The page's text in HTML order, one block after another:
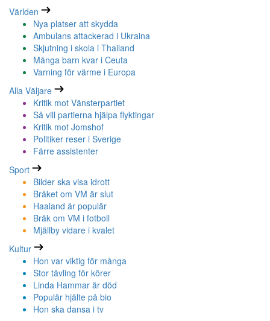
Världen
Nya platser att skydda
Ambulans attackerad i Ukraina
Skjutning i skola i Thailand
Många barn kvar i Ceuta
Varning för värme i Europa
Alla Väljare
Kritik mot Vänsterpartiet
Så vill partierna hjälpa flyktingar
Kritik mot Jomshof
Politiker reser i Sverige
Färre assistenter
Sport
Bilder ska visa idrott
Bråket om VM är slut
Haaland är populär
Bråk om VM i fotboll
Mjällby vidare i kvalet
Kultur
Hon var viktig för många
Stor tävling för körer
Linda Hammar är död
Populär hjälte på bio
Hon ska dansa i tv